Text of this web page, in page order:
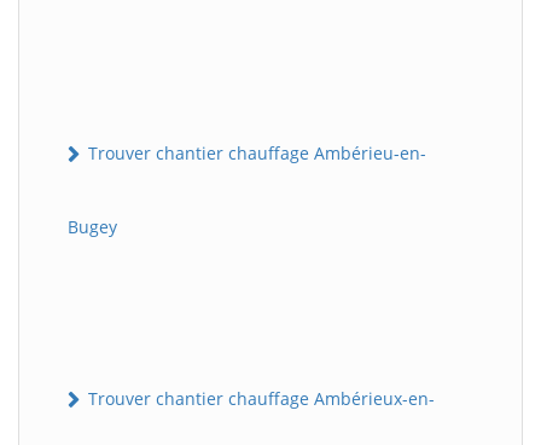
Trouver chantier chauffage Ambérieu-en-
Bugey
Trouver chantier chauffage Ambérieux-en-